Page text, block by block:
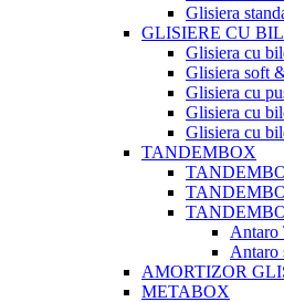
Glisiera
GLISIERE CU
Glisiera cu
Glisiera soft
Glisiera cu
Glisiera cu
Glisiera cu
TANDEMBOX
Antaro
Antaro
AMORTIZOR
METABOX